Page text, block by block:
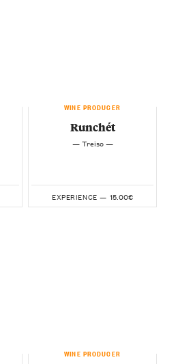
WINE PRODUCER
Runchét
— Treiso —
EXPERIENCE — 15.00€
WINE PRODUCER